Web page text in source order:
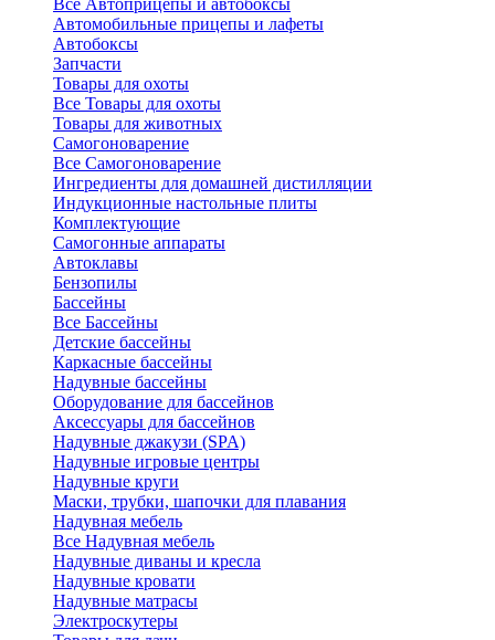
Все Автоприцепы и автобоксы
Автомобильные прицепы и лафеты
Автобоксы
Запчасти
Товары для охоты
Все Товары для охоты
Товары для животных
Самогоноварение
Все Самогоноварение
Ингредиенты для домашней дистилляции
Индукционные настольные плиты
Комплектующие
Самогонные аппараты
Автоклавы
Бензопилы
Бассейны
Все Бассейны
Детские бассейны
Каркасные бассейны
Надувные бассейны
Оборудование для бассейнов
Аксессуары для бассейнов
Надувные джакузи (SPA)
Надувные игровые центры
Надувные круги
Маски, трубки, шапочки для плавания
Надувная мебель
Все Надувная мебель
Надувные диваны и кресла
Надувные кровати
Надувные матрасы
Электроскутеры